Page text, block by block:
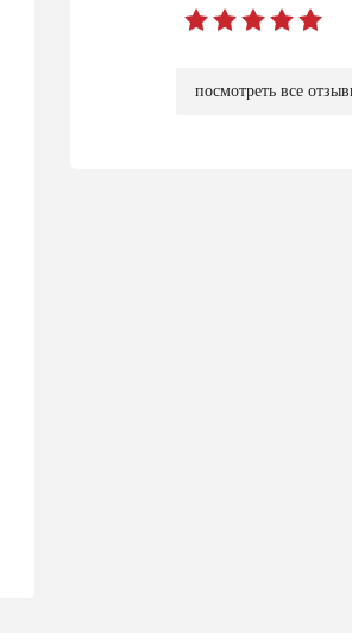
посмотреть все